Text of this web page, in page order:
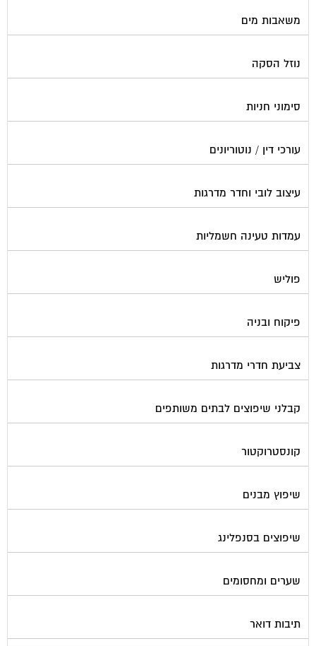
משאבות מים
נוזל הסקה
סימוני חניות
עורכי דין / נוטוריונים
עיצוב לובי וחדר מדרגות
עמדות טעינה חשמליות
פוליש
פיקוח ובניה
צביעת חדרי מדרגות
קבלני שיפוצים לבתים משותפים
קונסטרוקטור
שיפוץ מבנים
שיפוצים בסנפלינג
שערים ומחסומים
תיבות דואר